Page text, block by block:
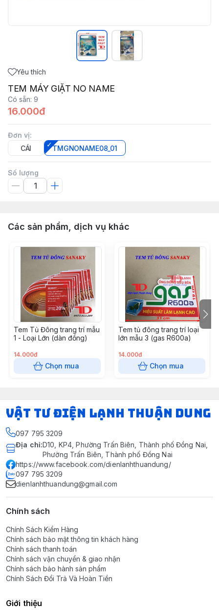
Yêu thích
TEM MÁY GIẶT NO NAME
Có sẵn: 9
16.000đ
Đơn vị:
CÁI
TMGNONAME08_01
Số lượng
Các sản phẩm, dịch vụ khác
Tem Tủ Đông trang trí mẫu
1 - Loại Lớn (dàn đồng)
14.000đ
Chọn mua
Tem tủ đông trang trí loại
lớn mẫu 3 (gas R600a)
14.000đ
Chọn mua
VẬT TƯ ĐIỆN LẠNH THUẬN DUNG
097 795 3209
Địa chỉ:D10, KP4, Phường Trấn Biên, Thành phố Đồng Nai,
Phường Trấn Biên, Thành phố Đồng Nai
https://www.facebook.com/dienlanhthuandung/
097 795 3209
dienlanhthuandung@gmail.com
Chính sách
Chính Sách Kiểm Hàng
Chính sách bảo mật thông tin khách hàng
Chính sách thanh toán
Chính sách vận chuyển & giao nhận
Chính sách bảo hành sản phẩm
Chính Sách Đổi Trả Và Hoàn Tiền
Giới thiệu